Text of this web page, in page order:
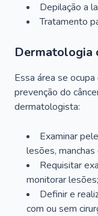
Depilação a
Tratamento
Dermatologia
Essa área se
prevenção do
dermatologista:
Examinar
lesões,
Requisitar
monitorar lesões;
Definir e
com ou sem